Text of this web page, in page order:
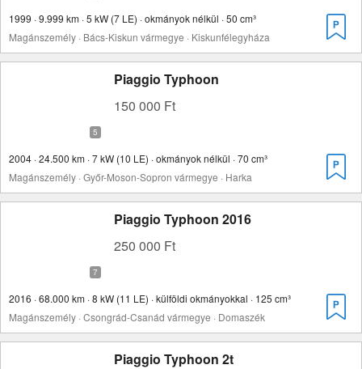
1999 · 9.999 km · 5 kW (7 LE) · okmányok nélkül · 50 cm³
Magánszemély · Bács-Kiskun vármegye · Kiskunfélegyháza
Piaggio Typhoon
150 000 Ft
2004 · 24.500 km · 7 kW (10 LE) · okmányok nélkül · 70 cm³
Magánszemély · Győr-Moson-Sopron vármegye · Harka
Piaggio Typhoon 2016
250 000 Ft
2016 · 68.000 km · 8 kW (11 LE) · külföldi okmányokkal · 125 cm³
Magánszemély · Csongrád-Csanád vármegye · Domaszék
Piaggio Typhoon 2t